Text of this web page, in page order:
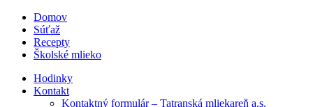
Domov
Súťaž
Recepty
Školské mlieko
Hodinky
Kontakt
Kontaktný formulár – Tatranská mliekareň a.s.